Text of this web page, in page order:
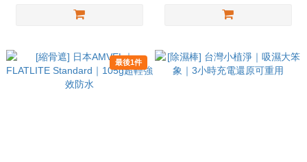
最後1件